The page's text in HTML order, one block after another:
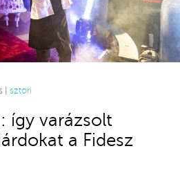
| sztori
így varázsolt
a Fidesz